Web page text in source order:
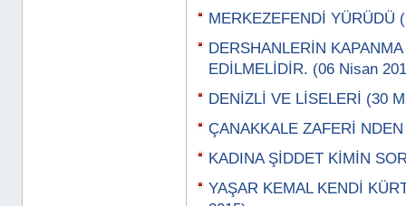
MERKEZEFENDİ YÜRÜDÜ
DERSHANLERİN
EDİLMELİDİR. (06 Nisan
DENİZLİ VE LİSELERİ (30
ÇANAKKALE ZAFERİ
KADINA ŞİDDET KİMİN
YAŞAR KEMAL KENDİ